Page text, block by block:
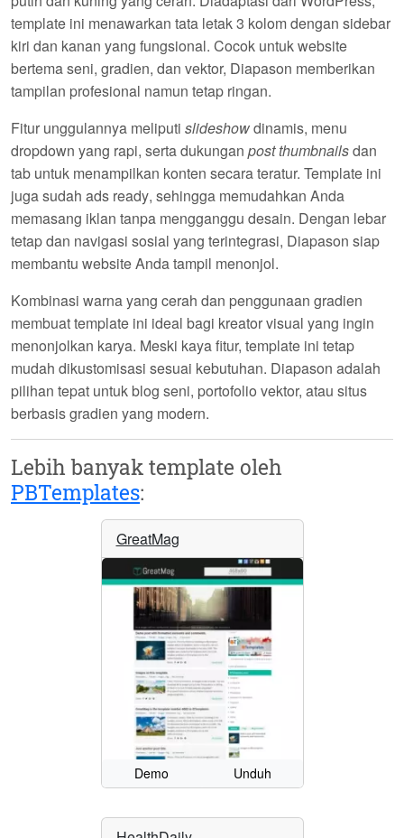
template ini menawarkan tata letak 3 kolom dengan sidebar
kiri dan kanan yang fungsional. Cocok untuk website
bertema seni, gradien, dan vektor, Diapason memberikan
tampilan profesional namun tetap ringan.
Fitur unggulannya meliputi slideshowdinamis, menu
dropdown yang rapi, serta dukungan post thumbnailsdan
tab untuk menampilkan konten secara teratur. Template ini
juga sudah ads ready, sehingga memudahkan Anda
memasang iklan tanpa mengganggu desain. Dengan lebar
tetap dan navigasi sosial yang terintegrasi, Diapason siap
membantu website Anda tampil menonjol.
Kombinasi warna yang cerah dan penggunaan gradien
membuat template ini ideal bagi kreator visual yang ingin
menonjolkan karya. Meski kaya fitur, template ini tetap
mudah dikustomisasi sesuai kebutuhan. Diapason adalah
pilihan tepat untuk blog seni, portofolio vektor, atau situs
berbasis gradien yang modern.
Lebih banyak template oleh
PBTemplates:
GreatMag
Demo Unduh